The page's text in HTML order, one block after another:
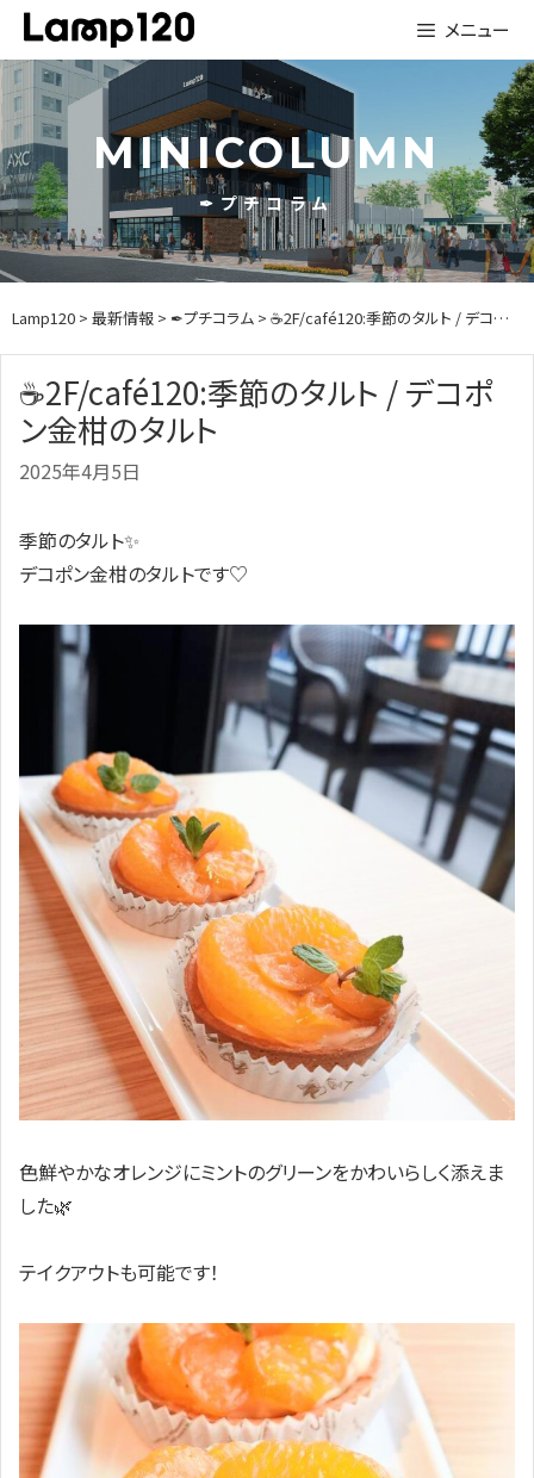
Skip
content
メニュー
MINICOLUMN
✒プチコラム
Lamp120 > 最新情報 > ✒プチコラム > ☕2F/café120:季節のタルト / デコポン金柑のタルト
☕2F/café120:季節のタルト / デコポ
ン金柑のタルト
2025年4月5日
季節のタルト✨️
デコポン金柑のタルトです♡
色鮮やかなオレンジにミントのグリーンをかわいらしく添えま
した🌿
テイクアウトも可能です！